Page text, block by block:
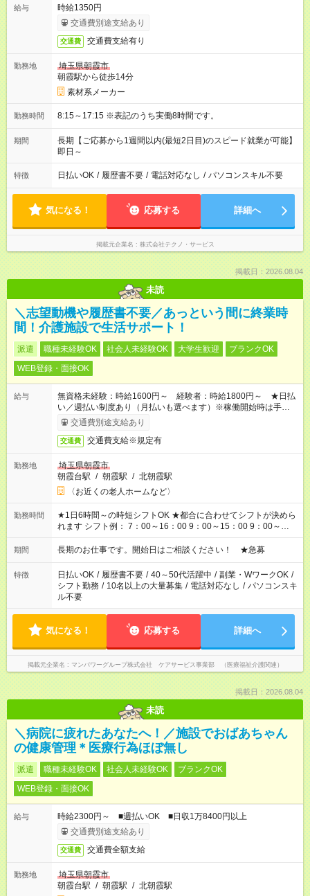
給与
時給1350円
交通費別途支給あり
交通費 交通費支給有り
勤務地
埼玉県朝霞市
朝霞駅から徒歩14分
素材系メーカー
勤務時間 8:15～17:15 ※表記のうち実働8時間です。
期間
長期【ご応募から1週間以内(最短2日目)のスピード就業が可能】
即日～
特徴 日払いOK / 履歴書不要 / 電話対応なし / パソコンスキル不要
気になる！ 応募する 詳細へ
掲載元企業名 株式会社テクノ・サービス
掲載日：2026.08.04
未読
＼志望動機や履歴書不要／あっという間に終業時
間！介護施設で生活サポート！
派遣 職種未経験OK 社会人未経験OK 大学生歓迎
ブランクOK
WEB登録・面接OK
給与
無資格未経験：時給1600円～ 経験者：時給1800円～ ★日払
い／週払い制度あり（月払いも選べます）※稼働開始時は手続き
完了次第のお支払いとなります。
交通費別途支給あり
交通費 交通費支給※規定有
勤務地
埼玉県朝霞市
朝霞台駅 / 朝霞駅 / 北朝霞駅
〈お近くの老人ホームなど〉
勤務時間
★1日6時間～の時短シフトOK ★都合に合わせてシフトが決めら
れます シフト例： 7：00～16：00 9：00～15：00 9：00～
18：00 11：00～20：00 など ※Wワークの場合、他のお仕事と
合わせ週40時間超の就業はご案内できません ※法令に基づき、
派遣法（日雇い派遣の原則禁止）により、短時間・短期間の就
業はご案内が難しい場合があります
期間 長期のお仕事です。開始日はご相談ください！ ★急募
特徴 日払いOK / 履歴書不要 / 40～50代活躍中 / 副業・WワークOK /
シフト勤務 / 10名以上の大量募集 / 電話対応なし / パソコンスキ
ル不要
気になる！ 応募する 詳細へ
掲載元企業名 マンパワーグループ株式会社 ケアサービス事業部 （医療福祉介護関連）
掲載日：2026.08.04
未読
＼病院に疲れたあなたへ！／施設でおばあちゃん
の健康管理＊医療行為ほぼ無し
派遣 職種未経験OK 社会人未経験OK
ブランクOK
WEB登録・面接OK
給与
時給2300円～ ■週払いOK ■日収1万8400円以上
交通費別途支給あり
交通費 交通費全額支給
勤務地
埼玉県朝霞市
朝霞台駅 / 朝霞駅 / 北朝霞駅